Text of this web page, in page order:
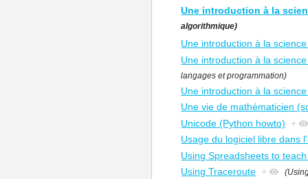
Une introduction à la
algorithmique)
Une introduction à la
Une introduction à la
langages et programmation)
Une introduction à la
Une vie de mathématicien
Unicode (Python howto)
+
Usage du logiciel libre dans
Using Spreadsheets to
Using Traceroute +